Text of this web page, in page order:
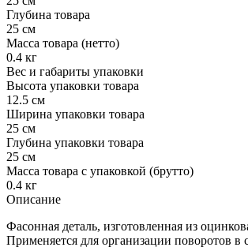
Глубина товара
25 см
Масса товара (нетто)
0.4 кг
Вес и габариты упаковки
Высота упаковки товара
12.5 см
Ширина упаковки товара
25 см
Глубина упаковки товара
25 см
Масса товара с упаковкой (брутто)
0.4 кг
Описание
Фасонная деталь, изготовленная из
Применяется для организации поворотов в